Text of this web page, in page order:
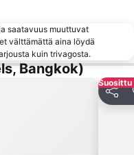
Chong Nonsi
Si Lom
saatavuus muuttuvat
välttämättä aina löydä
kuin trivagosta.
Bangkok)
Suosittu
Jaa